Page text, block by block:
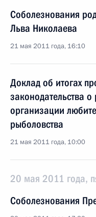
Соболезнования
Льва Николаева
21 мая 2011 года, 16:10
Доклад об итогах
законодательства
организации
рыболовства
21 мая 2011 года, 10:00
20 мая 2011 года,
Соболезнования